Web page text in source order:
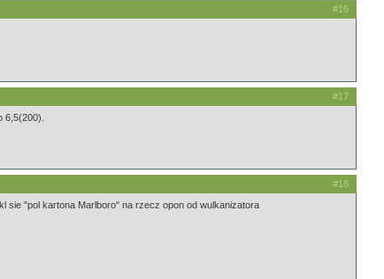
#16
#17
6,5(200).
#18
sie "pol kartona Marlboro" na rzecz opon od wulkanizatora